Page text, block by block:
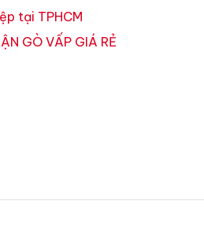
tại TPHCM
GÒ VẤP GIÁ RẺ